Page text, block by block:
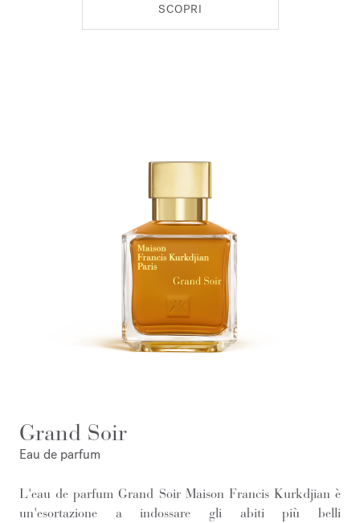
SCOPRI
Grand Soir
Eau de parfum
L'eau de parfum Grand Soir Maison Francis Kurkdjian è
un'esortazione a indossare gli abiti più belli